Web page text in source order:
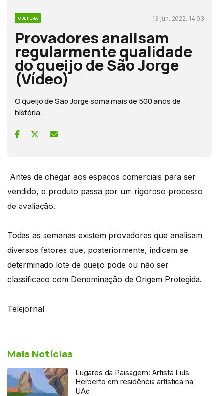
CULTURA 13 jun, 2022, 14:03
Provadores analisam
regularmente qualidade
do queijo de São Jorge
(Vídeo)
O queijo de São Jorge soma mais de 500 anos de
história.
Antes de chegar aos espaços comerciais para ser
vendido, o produto passa por um rigoroso processo
de avaliação.
Todas as semanas existem provadores que analisam
diversos fatores que, posteriormente, indicam se
determinado lote de queijo pode ou não ser
classificado com Denominação de Origem Protegida.
Telejornal
Mais Notícias
Lugares da Paisagem: Artista Luís
Herberto em residência artística na
UAc